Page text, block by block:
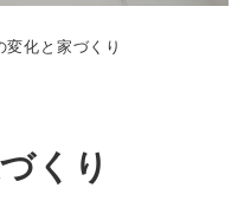
変化と家づくり
くり